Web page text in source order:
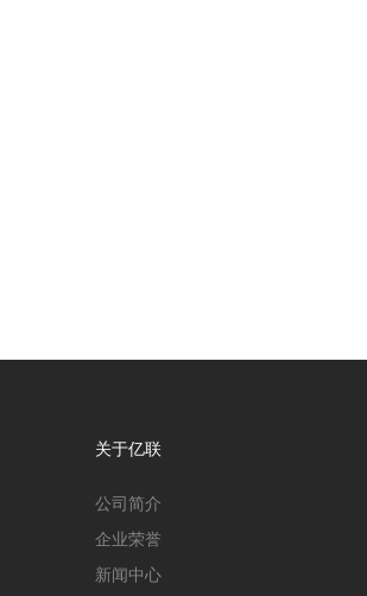
关于亿联
公司简介
企业荣誉
新闻中心